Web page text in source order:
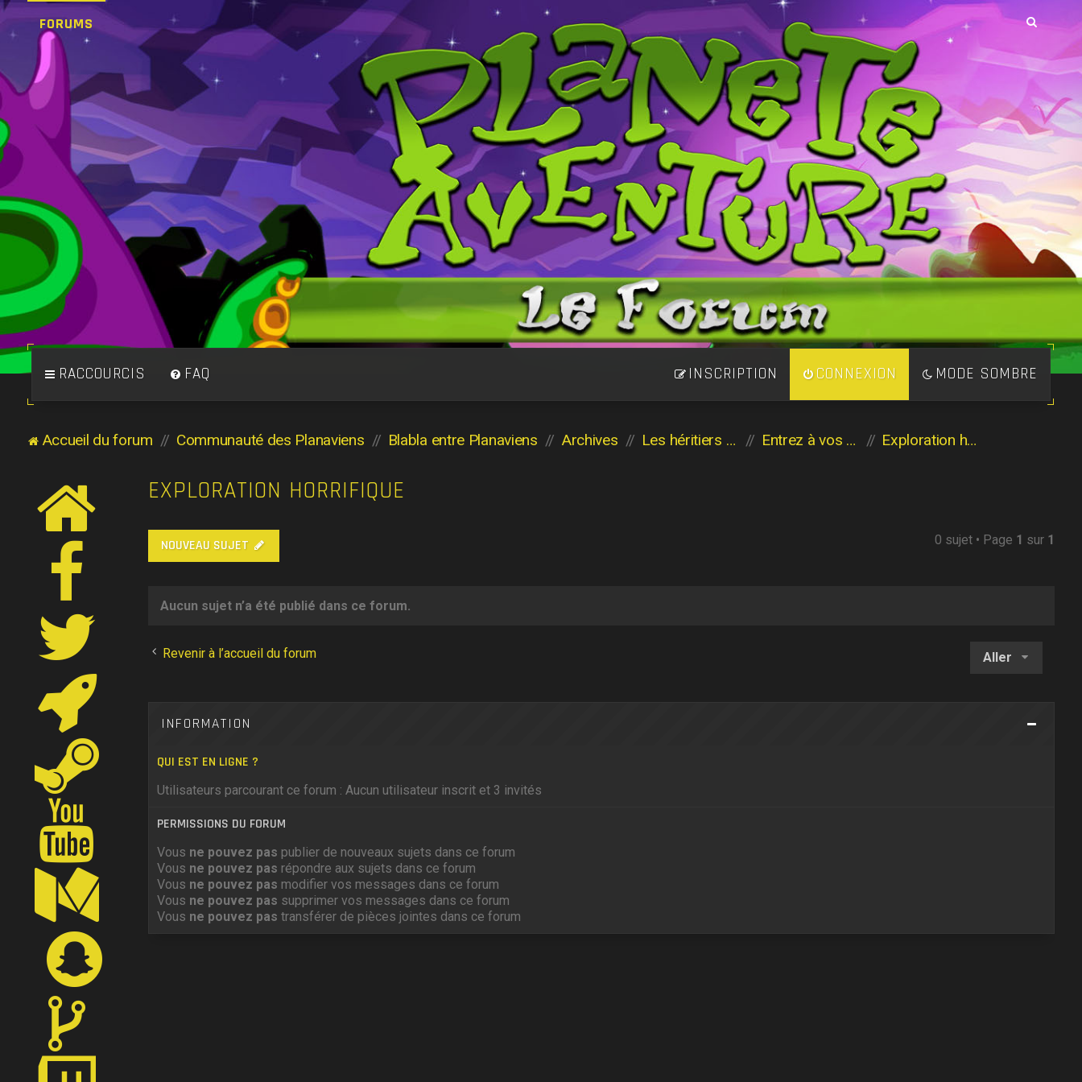
FORUMS
RACCOURCIS MODE SOMBRE
FAQ CONNEXION
INSCRIPTION
Accueil du forum Communauté des Planaviens Blabla entre Planaviens Archives Les héritiers de l'Aventure Entrez à vos risques et périls Exploration horrifique
EXPLORATION HORRIFIQUE
NOUVEAU SUJET 0 sujet • Page 1 sur 1
Aucun sujet n’a été publié dans ce forum.
Revenir à l’accueil du forum Aller
INFORMATION
QUI EST EN LIGNE ?
Utilisateurs parcourant ce forum : Aucun utilisateur inscrit et 3 invités
PERMISSIONS DU FORUM
Vous ne pouvez pas publier de nouveaux sujets dans ce forum
Vous ne pouvez pas répondre aux sujets dans ce forum
Vous ne pouvez pas modifier vos messages dans ce forum
Vous ne pouvez pas supprimer vos messages dans ce forum
Vous ne pouvez pas transférer de pièces jointes dans ce forum